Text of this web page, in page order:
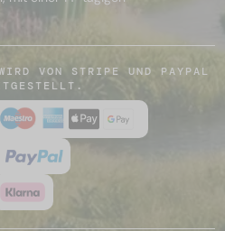
VON STRIPE UND PAYPAL